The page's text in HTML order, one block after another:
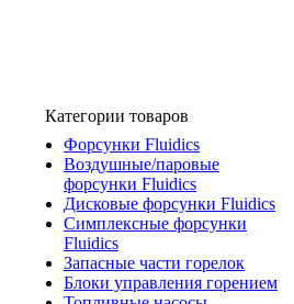
Категории товаров
Форсунки Fluidics
Воздушные/паровые
форсунки Fluidics
Дисковые форсунки Fluidics
Симплексные форсунки
Fluidics
Запасные части горелок
Блоки управления горением